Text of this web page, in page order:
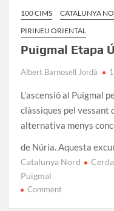
100 CIMS CATALUNYA
PIRINEU ORIENTAL
Puigmal Etapa
Albert Barnosell Jordà
L’ascensió al Puigmal
clàssiques pel vessant
alternativa menys
de Núria. Aquesta
Catalunya Nord
Puigmal
Commenton